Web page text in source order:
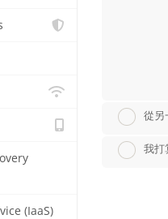
(IaaS)
從另
我打